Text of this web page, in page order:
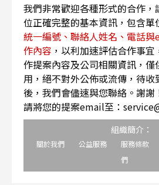
我們非常歡迎各種形式的合作
位正確完整的基本資訊，包含單
統一編號、聯絡人姓名、電話
作內容 ，以利加速評估合作事
作提案內容及公司相關資訊，僅
用，絕不對外公佈或流傳，待收
後，我們會儘速與您聯絡。謝謝
請將您的提案email至：
組織簡介：
關於我們 公益服務 服務條款
們